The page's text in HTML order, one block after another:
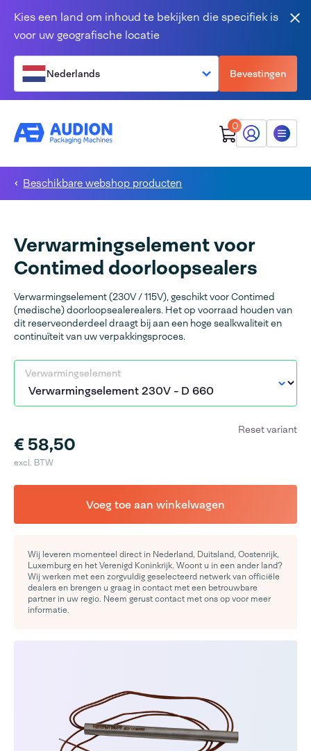
Kies een land om inhoud te bekijken die specifiek is
voor uw geografische locatie
Nederlands Bevestingen
0
Mijn Audion
Menu
Beschikbare webshop producten
Verwarmingselement voor
Contimed doorloopsealers
Verwarmingselement (230V / 115V), geschikt voor Contimed
(medische) doorloopsealerealers. Het op voorraad houden van
dit reserveonderdeel draagt bij aan een hoge sealkwaliteit en
continuïteit van uw verpakkingsproces.
Verwarmingselement
€ 58,50
excl. BTW
Reset variant
Voeg toe aan winkelwagen
Wij leveren momenteel direct in Nederland, Duitsland, Oostenrijk,
Luxemburg en het Verenigd Koninkrijk. Woont u in een ander land?
Wij werken met een zorgvuldig geselecteerd netwerk van officiële
dealers en brengen u graag in contact met een betrouwbare
partner in uw regio. Neem gerust contact met ons op voor meer
informatie.